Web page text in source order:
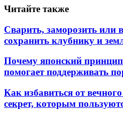
Читайте также
Сварить, заморозить
сохранить клубнику и
Почему японский
помогает поддерживать
Как избавиться от
секрет, которым